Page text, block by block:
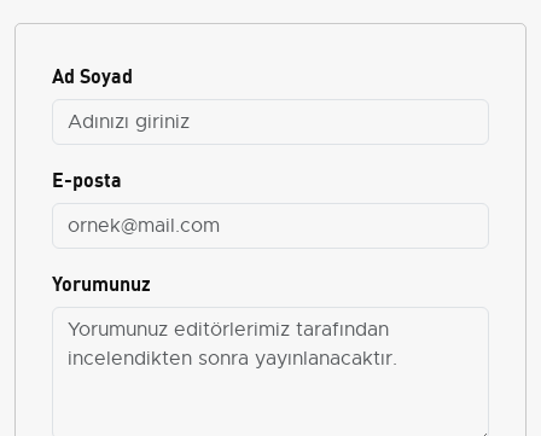
Ad Soyad
E-posta
Yorumunuz